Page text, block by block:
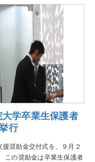
学卒業生保護者
行
奨励金交付式を、９月２
この奨励金は卒業生保護者